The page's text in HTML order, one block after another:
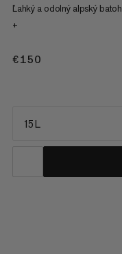
Ľahký a odolný alpský batoh
+
€150
15 L